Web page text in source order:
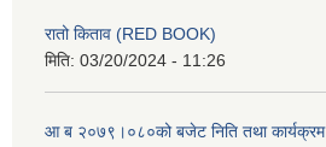
रातो किताव (RED BOOK)
मिति: 03/20/2024 - 11:26
आ ब २०७९।०८०को बजेट निति तथा कार्यक्रम